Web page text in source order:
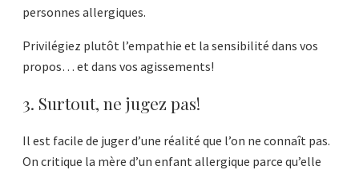
personnes allergiques.
Privilégiez plutôt l’empathie et la sensibilité dans vos
propos… et dans vos agissements!
3. Surtout, ne jugez pas!
Il est facile de juger d’une réalité que l’on ne connaît pas.
On critique la mère d’un enfant allergique parce qu’elle